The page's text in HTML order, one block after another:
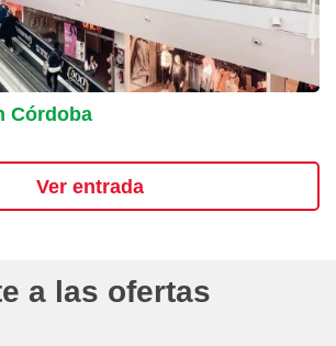
Córdoba
Ver entrada
a las ofertas